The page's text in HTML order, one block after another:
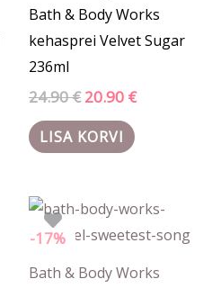
Bath & Body Works
kehasprei Velvet Sugar
236ml
24.90€ 20.90 €
LISA KORVI
-17%
Bath & Body Works
Algne
hind
oli:
Praegune
hind
on: